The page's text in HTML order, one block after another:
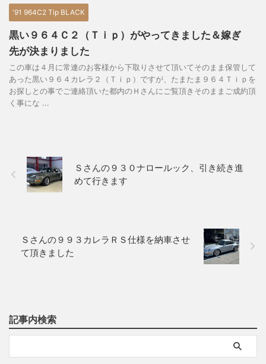
'91 964C2 Tip BLACK
黒い９６４Ｃ２（Ｔｉｐ）がやってきました＆嫁ぎ
先が決まりました
この車は４月に常連のお客様から下取りさせて頂いてそのまま保管して
あった黒い９６４カレラ２（Ｔｉｐ）ですが、たまたま９６４Ｔｉｐを
お探しとの事でご連絡頂いた都内のＨさんにご覧頂きそのままご成約頂
く事にな ...
Ｓさんの９３０ナロールック、引き続き進
めて行きます
Ｓさんの９９３カレラＲＳ仕様を納車させ
て頂きました
記事内検索